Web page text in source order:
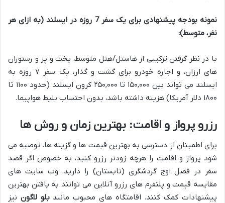
نمونه بودجه پیشنهادی برای یک سفر 7 روزه در ایسلند (به ازای هر
نفر، متوسط):
با در نظر گرفتن ترکیبی از هاستل/هتل متوسط، پخت و پز و رستوران
های ارزان، و اجاره خودرو برای گشت و گذار، یک سفر ۷ روزه به
ایسلند می تواند بین ۱۵۰,۰۰۰ تا ۲۵۰,۰۰۰ کرون ایسلند (حدود ۱۱۰۰ تا
۱۸۰۰ دلار آمریکا) هزینه داشته باشد، بدون احتساب بلیط هواپیما.
رزرو پرواز و اقامت: بهترین زمان و روش ها
برای اطمینان از دسترسی به بهترین قیمت ها و گزینه ها، توصیه می
شود پرواز و اقامت را هرچه زودتر رزرو کنید، به خصوص اگر قصد
سفر در فصل اوج گردشگری (تابستان) را دارید. وب سایت های
مقایسه قیمت و پلتفرم های رزرو آنلاین می توانند به یافتن بهترین
پیشنهادات کمک کنند. اقامتگاه های محبوب مانندبلو لاگون نیز